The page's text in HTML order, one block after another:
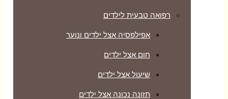
רפואה טבעית לילדים
אפילפסיה אצל ילדים ונוער
חום אצל ילדים
שיעול אצל ילדים
תזונה נכונה אצל ילדים